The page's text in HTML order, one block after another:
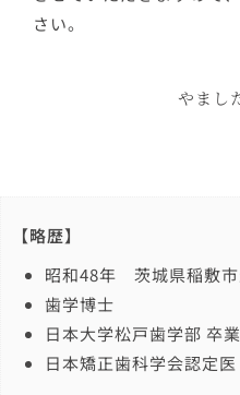
さい。
やまし
【略歴】
昭和48年 茨城県稲敷
歯学博士
日本大学松戸歯学部 卒
日本矯正歯科学会認定医